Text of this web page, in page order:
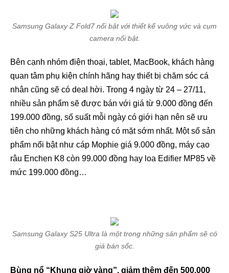
Samsung Galaxy Z Fold7 nổi bật với thiết kế vuông vức và cụm
camera nổi bật.
Bên cạnh nhóm điện thoại, tablet, MacBook, khách hàng
quan tâm phụ kiện chính hãng hay thiết bị chăm sóc cá
nhân cũng sẽ có deal hời. Trong 4 ngày từ 24 – 27/11,
nhiều sản phẩm sẽ được bán với giá từ 9.000 đồng đến
199.000 đồng, số suất mỗi ngày có giới hạn nên sẽ ưu
tiên cho những khách hàng có mặt sớm nhất. Một số sản
phẩm nổi bật như cáp Mophie giá 9.000 đồng, máy cạo
râu Enchen K8 còn 99.000 đồng hay loa Edifier MP85 về
mức 199.000 đồng…
Samsung Galaxy S25 Ultra là một trong những sản phẩm sẽ có
giá bán sốc.
Bùng nổ “Khung giờ vàng”, giảm thêm đến 500.000